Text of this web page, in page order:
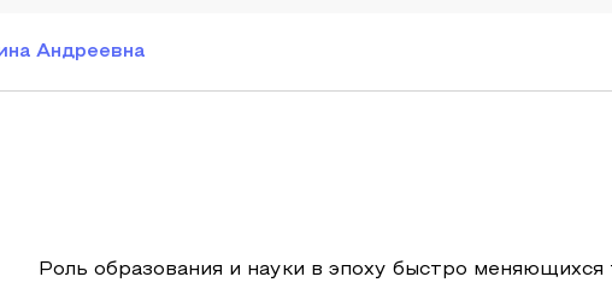
Андреевна
Роль образования и науки в эпоху быстро меняющихся